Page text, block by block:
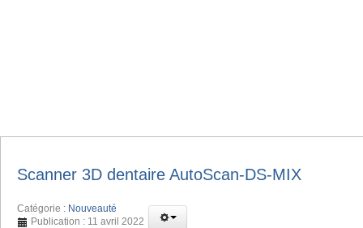
Scanner 3D dentaire AutoScan-DS-MIX
Catégorie : Nouveauté
Publication : 11 avril 2022